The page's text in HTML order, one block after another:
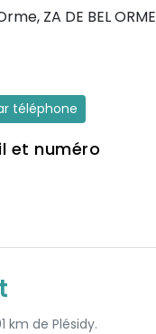
ZA DE BEL ORME
téléphone
et numéro
km de Plésidy.